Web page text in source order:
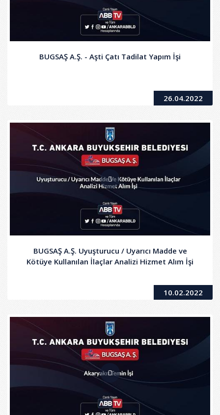
BUGSAŞ A.Ş. - Aşti Çatı Tadilat Yapım İşi
26.04.2022
BUGSAŞ A.Ş. Uyuşturucu / Uyarıcı Madde ve
Kötüye Kullanılan İlaçlar Analizi Hizmet Alım İşi
10.02.2022